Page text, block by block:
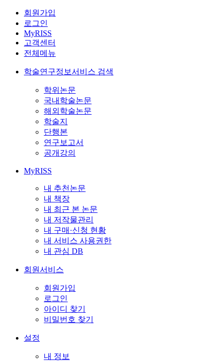
회원가입
로그인
MyRISS
고객센터
전체메뉴
학술연구정보서비스 검색
학위논문
국내학술논문
해외학술논문
학술지
단행본
연구보고서
공개강의
MyRISS
내 추천논문
내 책장
내 최근 본 논문
내 저작물관리
내 구매·신청 현황
내 서비스 사용권한
내 관심 DB
회원서비스
회원가입
로그인
아이디 찾기
비밀번호 찾기
설정
내 정보